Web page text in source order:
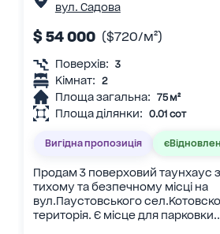
вул. Садова
$ 54 000 ($720/м²)
Поверхів: 3
Кімнат: 2
Площа загальна: 75 м²
Площа ділянки: 0.01 сот
Вигідна пропозиція
Продам 3 поверховий таунхаус
тихому та безпечному місці на
вул.Паустовського
територія. Є місце для